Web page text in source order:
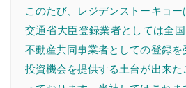
このたび、レジデンストーキョ
交通省大臣登録業者としては全
不動産共同事業者としての登録を
投資機会を提供する土台が出来